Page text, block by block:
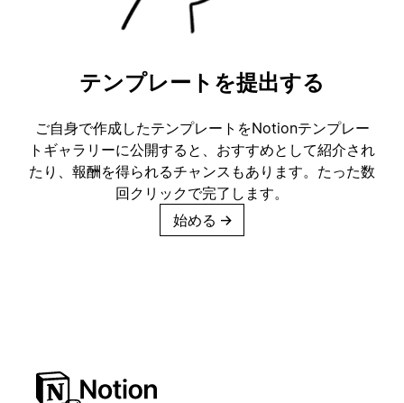
テンプレートを提出する
ご自身で作成したテンプレートをNotionテンプレー
トギャラリーに公開すると、おすすめとして紹介され
たり、報酬を得られるチャンスもあります。たった数
回クリックで完了します。
始める →